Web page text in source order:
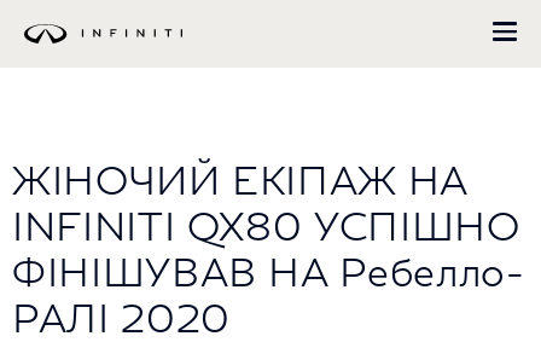
ЖІНОЧИЙ ЕКІПАЖ НА
INFINITI QX80 УСПІШНО
ФІНІШУВАВ НА Ребелло-
РАЛІ 2020